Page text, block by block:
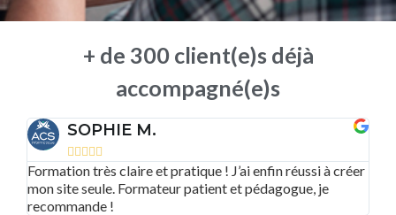
+ de 300 client(e)s déjà
accompagné(e)s
SOPHIE M.

Formation très claire et pratique ! J’ai enfin réussi à créer
mon site seule. Formateur patient et pédagogue, je
recommande !